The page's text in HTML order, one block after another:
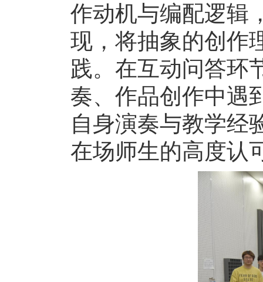
作动机与编配逻辑
现，将抽象的创作
践。在互动问答环
奏、作品创作中遇
自身演奏与教学经
在场师生的高度认